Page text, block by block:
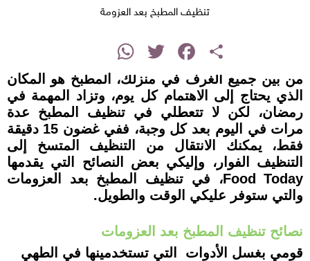
تنظيف المطبخ بعد العزومة
Share
Facebook
Twitter
WhatsApp
من بين جميع الغرف في منزلك، المطبخ هو المكان
الذي يحتاج إلى الاهتمام كل يوم، وتزاد المهمة في
رمضان، لكن لا تتعطلي في تنظيف المطبخ عدة
مرات في اليوم بعد كل وجبة، ففي غضون 15 دقيقة
فقط، يمكنك الانتقال من التنظيف المتسخ إلى
التنظيف الفوار، وإليكي بعض النصائح التي يقدمها
Food Today، في تنظيف المطبخ بعد العزومات
والتي ستوفر عليكي الوقت والطويل.
نصائح تنظيف المطبخ بعد العزومات
قومي بغسل الأدوات التي تستخدمينها في الطهي